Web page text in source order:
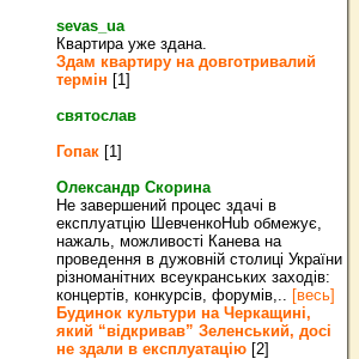
sevas_ua
Квартира уже здана.
Здам квартиру на довготривалий
термін [1]
святослав
Гопак [1]
Олександр Скорина
Не завершений процес здачі в
експлуатцію ШевченкоHub обмежує,
нажаль, можливості Канева на
проведення в дужовній столиці України
різноманітних всеукранських заходів:
концертів, конкурсів, форумів,.. [весь]
Будинок культури на Черкащині,
який “відкривав” Зеленський, досі
не здали в експлуатацію [2]